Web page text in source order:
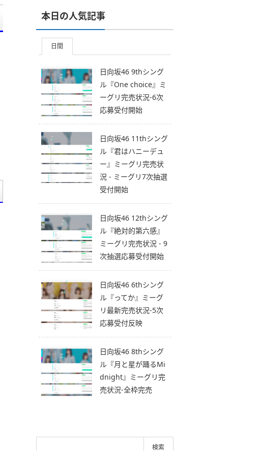
本日の人気記事
日間
日向坂46 9thシング
ル『One choice』ミ
ーグリ完売状況-6次
応募受付開始
日向坂46 11thシング
ル『君はハニーデュ
ー』ミーグリ完売状
況 - ミーグリ7次抽選
受付開始
日向坂46 12thシング
ル『絶対的第六感』
ミーグリ完売状況 - 9
次抽選応募受付開始
日向坂46 6thシング
ル『ってか』ミーグ
リ最新完売状況-5次
応募受付反映
日向坂46 8thシング
ル『月と星が踊るMi
dnight』ミーグリ完
売状況-全枠完売